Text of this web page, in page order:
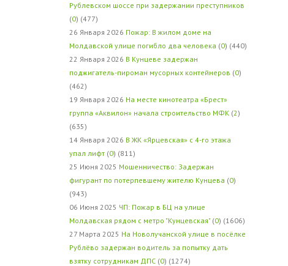
Рублевском шоссе при задержании преступников
(0) (477)
26 Января 2026 Пожар: В жилом доме на
Молдавской улице погибло два человека (0) (440)
22 Января 2026 В Кунцеве задержан
поджигатель-пироман мусорных контейнеров (0)
(462)
19 Января 2026 На месте кинотеатра «Брест»
группа «Аквилон» начала строительство МФК (2)
(635)
14 Января 2026 В ЖК «Ярцевская» с 4-го этажа
упал лифт (0) (811)
25 Июня 2025 Мошенничество: Задержан
фигурант по потерпевшему жителю Кунцева (0)
(943)
06 Июня 2025 ЧП: Пожар в БЦ на улице
Молдавская рядом с метро "Кунцевская" (0) (1606)
27 Марта 2025 На Новолучанской улице в посёлке
Рублёво задержан водитель за попытку дать
взятку сотрудникам ДПС (0) (1274)